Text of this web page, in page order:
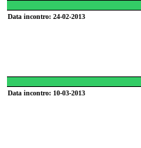
Data incontro: 24-02-2013
Data incontro: 10-03-2013